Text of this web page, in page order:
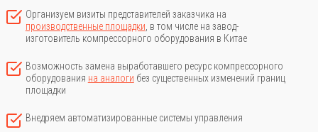
Организуем визиты представителей заказчика на
производственные площадки , в том числе на завод-
изготовитель компрессорного оборудования в Китае
Возможность замена выработавшего ресурс компрессорного
оборудования на аналоги без существенных изменений границ
площадки
Внедряем автоматизированные системы управления